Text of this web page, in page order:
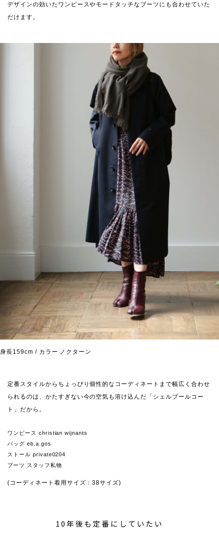
デザインの効いたワンピースやモードタッチなブーツにも合わせていた
だけます。
身長159cm / カラー ノクターン
定番スタイルからちょっぴり個性的なコーディネートまで幅広く合わせ
られるのは、かたすぎない今の空気も溶け込んだ「シェルブールコー
ト」だから。
ワンピース christian wijnants
バッグ eb.a.gos
ストール private0204
ブーツ スタッフ私物
(コーディネート着用サイズ：38サイズ)
10年後も定番にしていたい